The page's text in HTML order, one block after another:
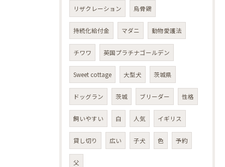
リザクレーション 烏骨鶏
持続化給付金 マダニ 動物愛護法
チワワ 英国プラチナゴールデン
Sweet cottage 大型犬 茨城県
ドッグラン 茨城 ブリーダー 性格
飼いやすい 白 人気 イギリス
貸し切り 広い 子犬 色 予約
父